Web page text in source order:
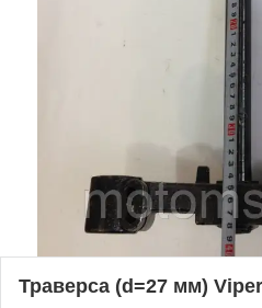
Траверса (d=27 мм)